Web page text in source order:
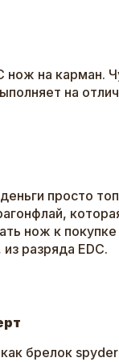
нож на карман.
на
просто
нож к
разряда EDC.
брелок